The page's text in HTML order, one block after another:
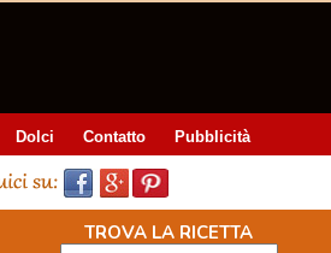
Dolci Contatto Pubblicità
TROVA LA RICETTA